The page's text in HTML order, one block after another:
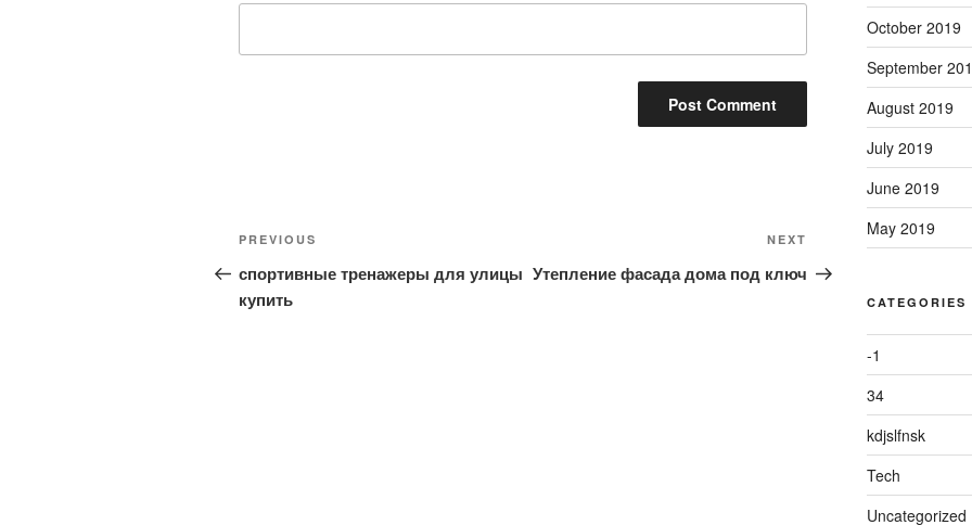
Post
navigation
Previous
Post
PREVIOUS
спортивные тренажеры для улицы
купить
Post
NEXT
Утепление фасада дома под ключ
October 2019
September
August 2019
July 2019
June 2019
May 2019
CATEGORIES
-1
34
kdjslfnsk
Tech
Uncategorized